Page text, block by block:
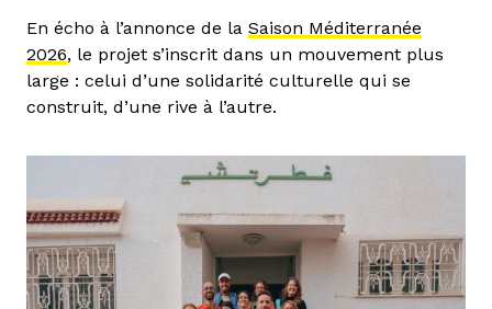
En écho à l’annonce de la Saison Méditerranée
2026, le projet s’inscrit dans un mouvement plus
large : celui d’une solidarité culturelle qui se
construit, d’une rive à l’autre.